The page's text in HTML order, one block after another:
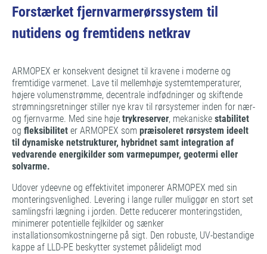
Forstærket fjernvarmerørssystem til
nutidens og fremtidens netkrav
ARMOPEX er konsekvent designet til kravene i moderne og
fremtidige varmenet. Lave til mellemhøje systemtemperaturer,
højere volumenstrømme, decentrale indfødninger og skiftende
strømningsretninger stiller nye krav til rørsystemer inden for nær-
og fjernvarme. Med sine høje trykreserver, mekaniske stabilitet
og fleksibilitet er ARMOPEX som præisoleret rørsystem ideelt
til dynamiske netstrukturer, hybridnet samt integration af
vedvarende energikilder som varmepumper, geotermi eller
solvarme.
Udover ydeevne og effektivitet imponerer ARMOPEX med sin
monteringsvenlighed. Levering i lange ruller muliggør en stort set
samlingsfri lægning i jorden. Dette reducerer monteringstiden,
minimerer potentielle fejlkilder og sænker
installationsomkostningerne på sigt. Den robuste, UV-bestandige
kappe af LLD-PE beskytter systemet pålideligt mod